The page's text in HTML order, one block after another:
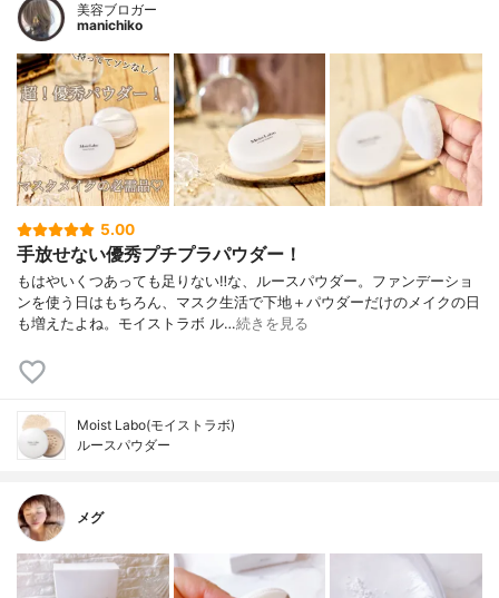
美容ブロガー
manichiko
5.00
手放せない優秀プチプラパウダー！
もはやいくつあっても足りない‼︎な、ルースパウダー。ファンデーショ
ンを使う日はもちろん、マスク生活で下地＋パウダーだけのメイクの日
も増えたよね。モイストラボ ル…続きを見る
Moist Labo(モイストラボ)
ルースパウダー
メグ